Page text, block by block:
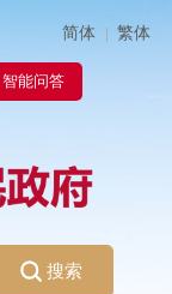
简体 | 繁体
智能问答
搜索